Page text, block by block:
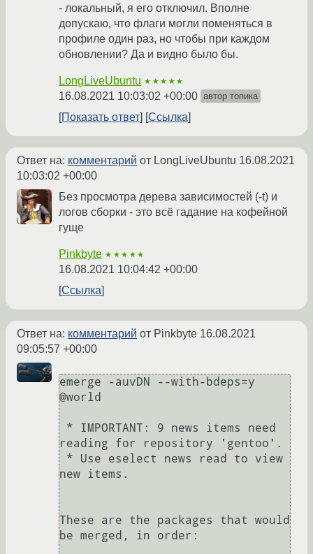
- локальный, я его отключил. Вполне
допускаю, что флаги могли поменяться в
профиле один раз, но чтобы при каждом
обновлении? Да и видно было бы.
LongLiveUbuntu ★★★★★
16.08.2021 10:03:02 +00:00 автор топика
Показать ответ Ссылка
Ответ на: комментарий от LongLiveUbuntu 16.08.2021
10:03:02 +00:00
Без просмотра дерева зависимостей (-t) и
логов сборки - это всё гадание на кофейной
гуще
Pinkbyte ★★★★★
16.08.2021 10:04:42 +00:00
Ссылка
Ответ на: комментарий от Pinkbyte 16.08.2021
09:05:57 +00:00
emerge -auvDN --with-bdeps=y
@world
reading for repository 'gentoo'.
new items.
These are the packages that would
be merged, in order: